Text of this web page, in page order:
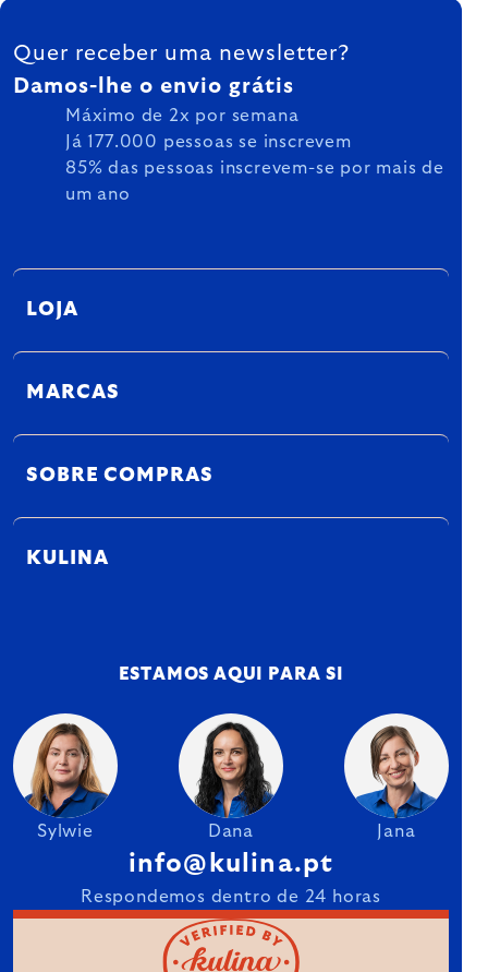
FOOTER
Quer receber uma newsletter?
Damos-lhe o envio grátis
Máximo de 2x por semana
Já 177.000 pessoas se inscrevem
85% das pessoas inscrevem-se por mais de
um ano
LOJA
MARCAS
SOBRE COMPRAS
KULINA
ESTAMOS AQUI PARA SI
Sylwie Dana Jana
info@kulina.pt
Respondemos dentro de 24 horas